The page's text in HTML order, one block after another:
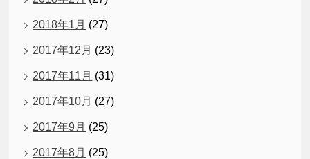
2018年1月 (27)
2017年12月 (23)
2017年11月 (31)
2017年10月 (27)
2017年9月 (25)
2017年8月 (25)